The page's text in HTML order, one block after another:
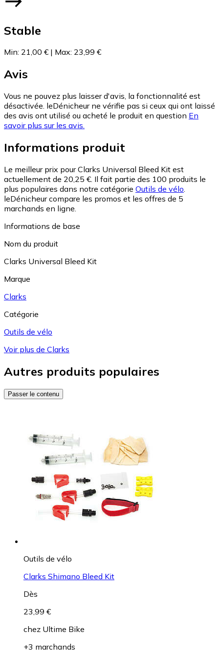
Stable
Min: 21,00 € | Max: 23,99 €
Avis
Vous ne pouvez plus laisser d'avis, la fonctionnalité est
désactivée. leDénicheur ne vérifie pas si ceux qui ont laissé
des avis ont utilisé ou acheté le produit en question En
savoir plus sur les avis.
Informations produit
Le meilleur prix pour Clarks Universal Bleed Kit est
actuellement de 20,25 €. Il fait partie des 100 produits le
plus populaires dans notre catégorie Outils de vélo.
leDénicheur compare les promos et les offres de 5
marchands en ligne.
Informations de base
Nom du produit
Clarks Universal Bleed Kit
Marque
Clarks
Catégorie
Outils de vélo
Voir plus de Clarks
Autres produits populaires
Passer le contenu
Outils de vélo
Clarks Shimano Bleed Kit
Dès
23,99 €
chez Ultime Bike
+3 marchands